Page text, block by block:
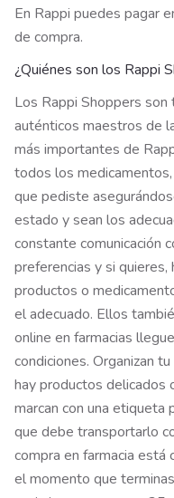
En Rappi puedes pagar
de compra.
¿Quiénes son los Rappi
Los Rappi Shoppers
auténticos maestros de
más importantes de
todos los
que pediste
estado y sean los
constante comunicación
preferencias y si
productos o
el adecuado. Ellos
online en farmacias
condiciones. Organizan
hay productos delicados
marcan con una etiqueta
que debe transportarlo
compra en farmacia
el momento que